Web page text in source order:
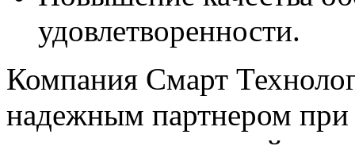
удовлетворенности.
Компания Смарт
надежным партнером при